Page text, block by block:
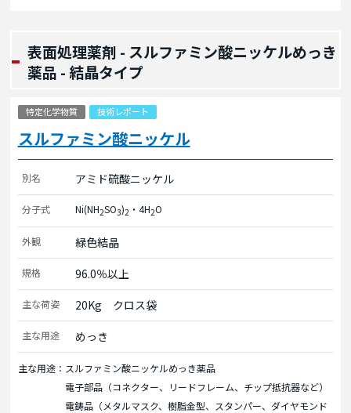
表面処理薬剤 - スルファミン酸ニッケルめっき
薬品 - 結晶タイプ
特定化学物質 技術レポート
スルファミン酸ニッケル
別名 アミド硫酸ニッケル
分子式 Ni(NH2SO3)2 ・4H2O
外観 緑色結晶
規格 96.0％以上
主な荷姿 20Kg　クロス袋
主な用途 めっき
主な用途：スルファミン酸ニッケルめっき薬品
電子部品（コネクター、リードフレーム、チップ抵抗器など）
電鋳品（メタルマスク、樹脂金型、スタンパー、ダイヤモンド